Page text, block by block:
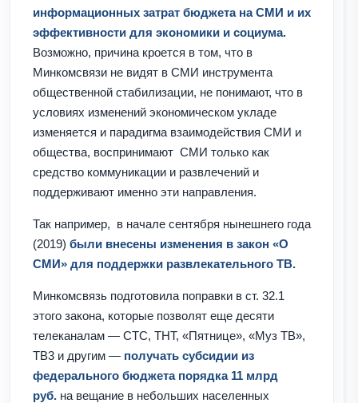
информационных затрат бюджета на СМИ и их
эффективности для экономики и социума.
Возможно, причина кроется в том, что в
Минкомсвязи не видят в СМИ инструмента
общественной стабилизации, не понимают, что в
условиях изменений экономическом укладе
изменяется и парадигма взаимодействия СМИ и
общества, воспринимают СМИ только как
средство коммуникации и развлечений и
поддерживают именно эти направления.
Так например, в начале сентября нынешнего года
(2019) были внесены изменения в закон «О
СМИ» для поддержки развлекательного ТВ.
Минкомсвязь подготовила поправки в ст. 32.1
этого закона, которые позволят еще десяти
телеканалам — СТС, ТНТ, «Пятнице», «Муз ТВ»,
ТВ3 и другим — получать субсидии из
федерального бюджета порядка 11 млрд
руб. на вещание в небольших населенных